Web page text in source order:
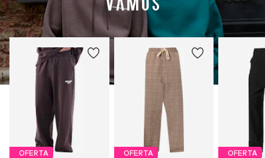
OFERTA OFERTA OFERTA